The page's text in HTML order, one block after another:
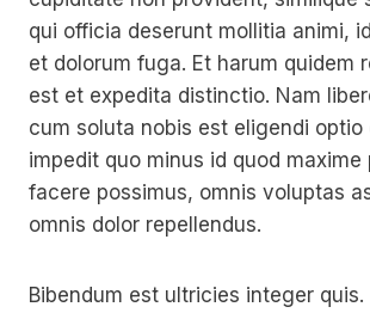
qui officia deserunt mollitia animi,
et dolorum fuga. Et harum quidem
est et expedita distinctio. Nam
cum soluta nobis est eligendi optio
impedit quo minus id quod maxime
facere possimus, omnis voluptas
omnis dolor repellendus.
Bibendum est ultricies integer quis.